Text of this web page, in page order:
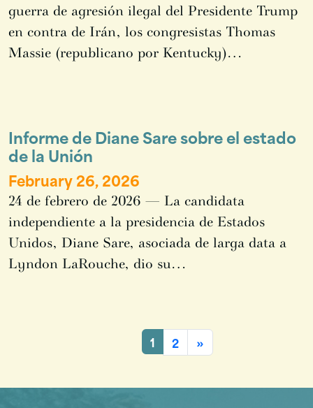
guerra de agresión ilegal del Presidente Trump
en contra de Irán, los congresistas Thomas
Massie (republicano por Kentucky)…
Informe de Diane Sare sobre el estado
de la Unión
February 26, 2026
24 de febrero de 2026 — La candidata
independiente a la presidencia de Estados
Unidos, Diane Sare, asociada de larga data a
Lyndon LaRouche, dio su…
1 2 »